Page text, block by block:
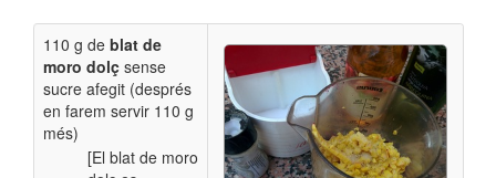
110 g de blat de
moro dolç sense
sucre afegit (després
en farem servir 110 g
més)
[El blat de moro